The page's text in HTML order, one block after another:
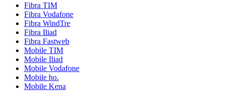
Fibra TIM
Fibra Vodafone
Fibra WindTre
Fibra Iliad
Fibra Fastweb
Mobile TIM
Mobile Iliad
Mobile Vodafone
Mobile ho.
Mobile Kena